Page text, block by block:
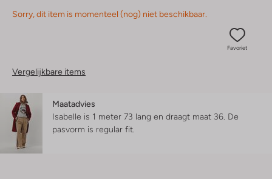
Sorry, dit item is momenteel (nog) niet beschikbaar.
Favoriet
Vergelijkbare items
Maatadvies
Isabelle is 1 meter 73 lang en draagt maat 36. De
pasvorm is regular fit